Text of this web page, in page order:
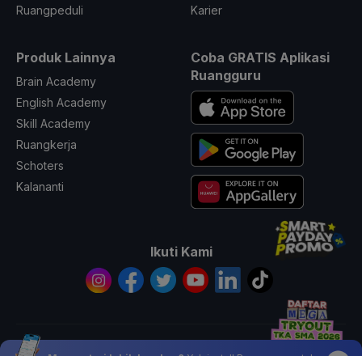
Ruangpeduli
Karier
Produk Lainnya
Brain Academy
English Academy
Skill Academy
Ruangkerja
Schoters
Kalananti
Coba GRATIS Aplikasi
Ruangguru
Ikuti Kami
© 2026 All Rights Reserved PT. Ruang Raya Indonesia